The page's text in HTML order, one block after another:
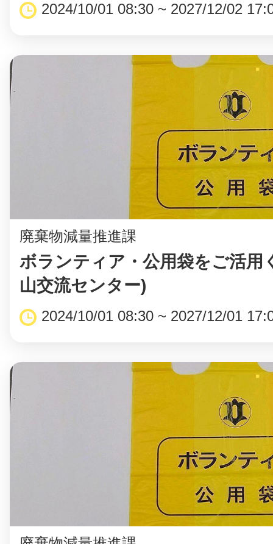
2024/10/01 08:30 ~ 2027/12/02
廃棄物減量推進課
ボランティア・公用袋をご活用
山交流センター)
2024/10/01 08:30 ~ 2027/12/01